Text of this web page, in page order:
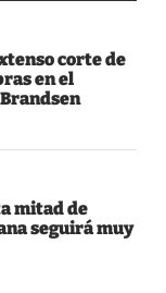
corte de
en el
mitad de
seguirá muy